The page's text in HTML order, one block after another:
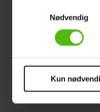
Vi ønsker dit
Vi anvender egne
sociale medier.
Nødvendig
Kun